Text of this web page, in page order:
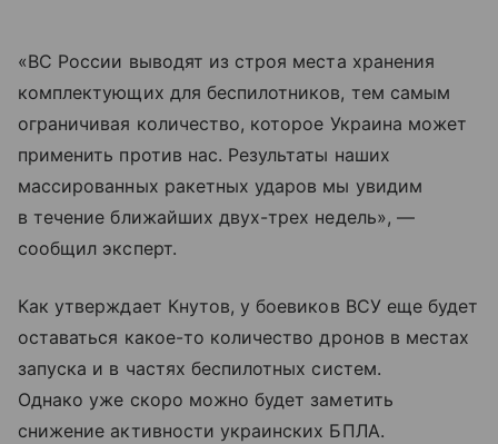
«ВС России выводят из строя места хранения
комплектующих для беспилотников, тем самым
ограничивая количество, которое Украина может
применить против нас. Результаты наших
массированных ракетных ударов мы увидим
в течение ближайших двух-трех недель», —
сообщил эксперт.
Как утверждает Кнутов, у боевиков ВСУ еще будет
оставаться какое-то количество дронов в местах
запуска и в частях беспилотных систем.
Однако уже скоро можно будет заметить
снижение активности украинских БПЛА.